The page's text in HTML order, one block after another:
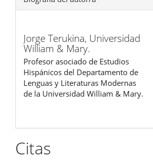
Jorge Terukina, Universidad
William & Mary.
Profesor asociado de Estudios
Hispánicos del Departamento de
Lenguas y Literaturas Modernas
de la Universidad William & Mary.
Citas